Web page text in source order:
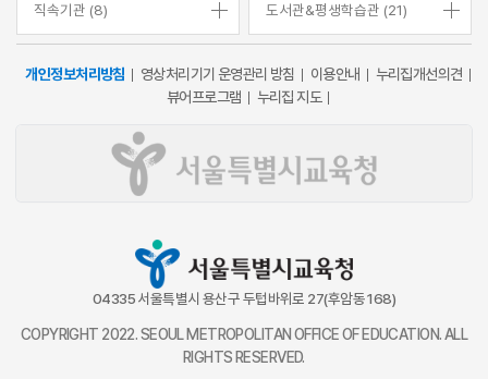
직속기관 (8) 도서관&평생학습관 (21)
개인정보처리방침 영상처리기기 운영관리 방침 이용안내
누리집개선의견
뷰어프로그램
누리집 지도
04335 서울특별시 용산구 두텁바위로 27(후암동 168)
COPYRIGHT 2022. SEOUL METROPOLITAN OFFICE OF EDUCATION. ALL
RIGHTS RESERVED.